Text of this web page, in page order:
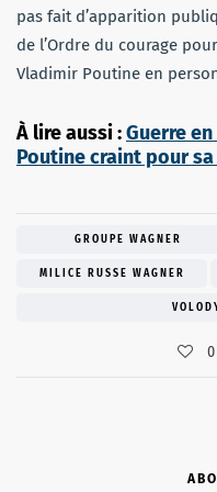
pas fait d’apparition
de l’Ordre du courage
Vladimir Poutine en
À lire aussi :Guerre
Poutine craint pour
GROUPE WAGNER
MILICE RUSSE WAGNER
0